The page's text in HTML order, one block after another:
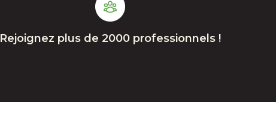
Rejoignez plus de 2000 professionnels !